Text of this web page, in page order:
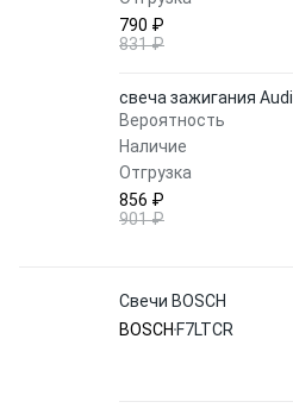
790 ₽
831 ₽
свеча зажигания Audi
Вероятность
Наличие
Отгрузка
856 ₽
901 ₽
Свечи BOSCH
BOSCH F7LTCR